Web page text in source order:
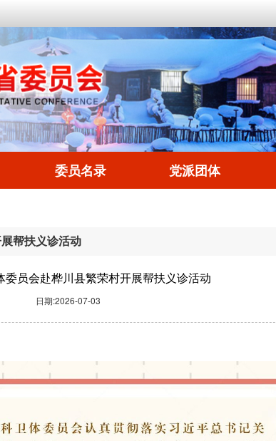
委员名录 党派团体
帮扶义诊活动
委员会赴桦川县繁荣村开展帮扶义诊活动
日期:2026-07-03